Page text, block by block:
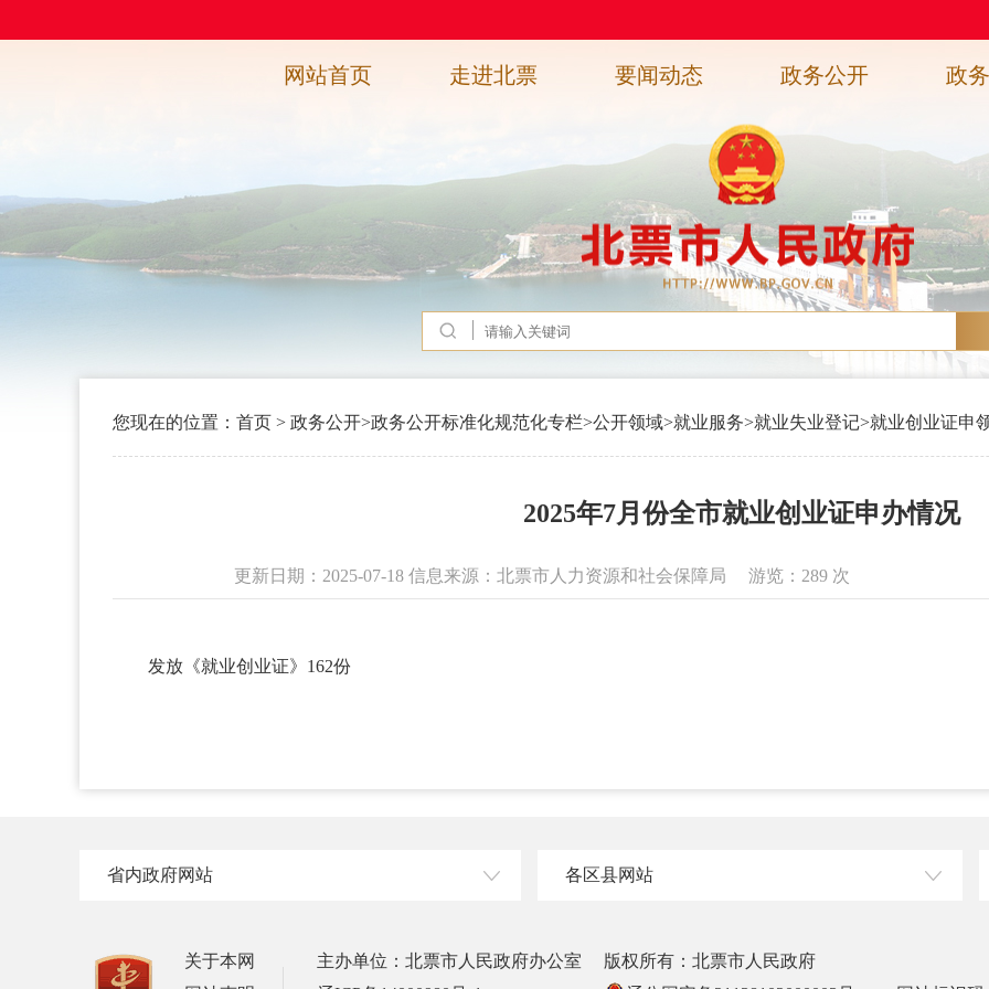
网站首页 走进北票 要闻动态 政务公开 政
您现在的位置： 首页 > 政务公开>政务公开标准化规范化专栏>公开领域>就业服务>就业失业登记>就业创业证申
2025年7月份全市就业创业证申办情况
更新日期：2025-07-18 信息来源：北票市人力资源和社会保障局 游览： 289 次
发放《就业创业证》162份
省内政府网站 各区县网站
关于本网
主办单位：北票市人民政府办公室
版权所有：北票市人民政府